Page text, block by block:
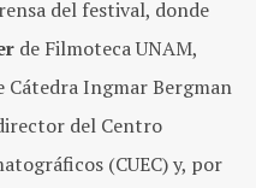
del festival, donde
de Filmoteca UNAM,
Cátedra Ingmar Bergman
del Centro
(CUEC) y, por